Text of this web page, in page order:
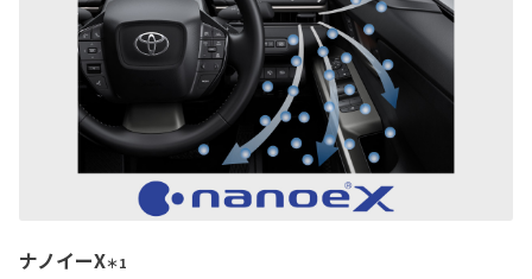
ナノイーX＊1